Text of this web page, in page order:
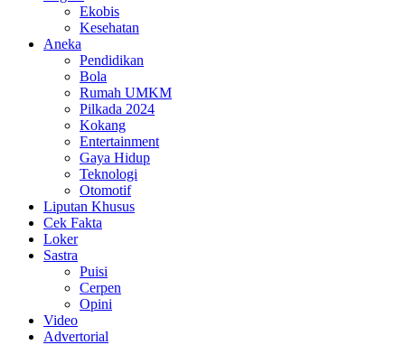
Ekobis
Kesehatan
Aneka
Pendidikan
Bola
Rumah UMKM
Pilkada 2024
Kokang
Entertainment
Gaya Hidup
Teknologi
Otomotif
Liputan Khusus
Cek Fakta
Loker
Sastra
Puisi
Cerpen
Opini
Video
Advertorial